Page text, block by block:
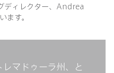
ディレクター、Andrea
す。
レマドゥーラ州、と